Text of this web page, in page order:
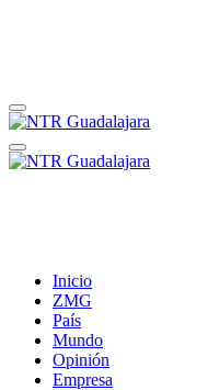
Inicio
ZMG
País
Mundo
Opinión
Empresa